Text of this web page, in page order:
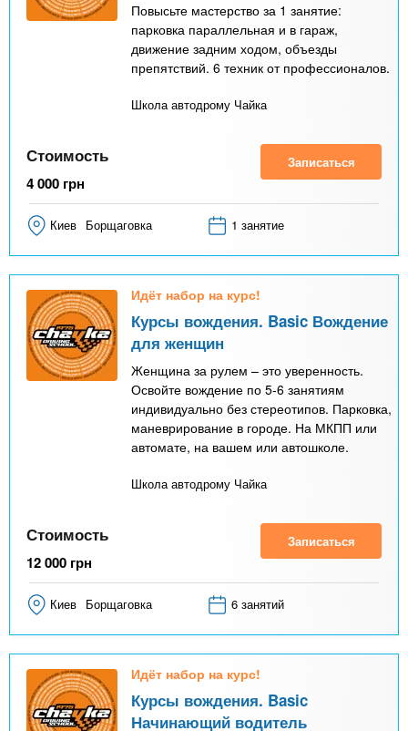
Повысьте мастерство за 1 занятие:
парковка параллельная и в гараж,
движение задним ходом, объезды
препятствий. 6 техник от профессионалов.
Школа автодрому Чайка
Стоимость
4 000 грн
Записаться
Киев Борщаговка 1 занятие
Идёт набор на курс!
Курсы вождения. Basic Вождение
для женщин
Женщина за рулем – это уверенность.
Освойте вождение по 5-6 занятиям
индивидуально без стереотипов. Парковка,
маневрирование в городе. На МКПП или
автомате, на вашем или автошколе.
Школа автодрому Чайка
Стоимость
12 000 грн
Записаться
Киев Борщаговка 6 занятий
Идёт набор на курс!
Курсы вождения. Basic
Начинающий водитель